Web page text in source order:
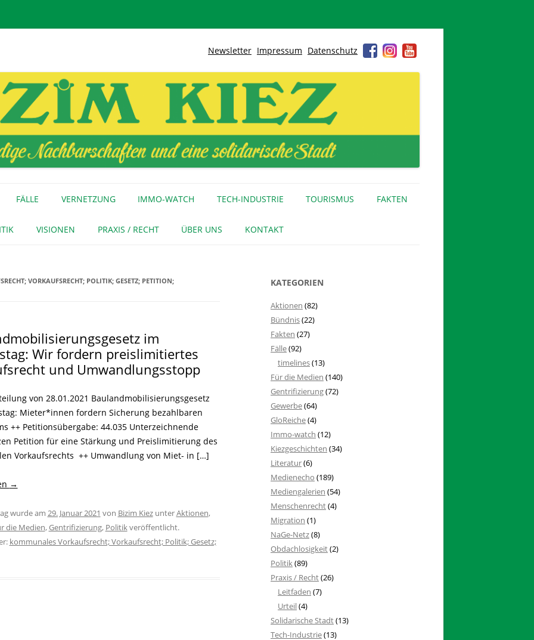
Newsletter Impressum Datenschutz
Inhalt
springen
MEDIENECHO
FÄLLE
GEWERBE
VERNETZUNG
INITIATIVEN
IMMO-WATCH TECH-INDUSTRIE TOURISMUS FAKTEN
VISIONEN PRAXIS / RECHT ÜBER UNS KONTAKT
VORKAUFSRECHT; POLITIK; GESETZ; PETITION;
im
Wir fordern preislimitiertes
und Umwandlungsstopp
von 28.01.2021 Baulandmobilisierungsgesetz
Mieter*innen fordern Sicherung bezahlbaren
++ Petitionsübergabe: 44.035 Unterzeichnende
Petition für eine Stärkung und Preislimitierung des
Vorkaufsrechts ++ Umwandlung von Miet- in […]
→
wurde am 29. Januar 2021 von Bizim KiezunterAktionen,
die Medien,Gentrifizierung, Politikveröffentlicht.
kommunales Vorkaufsrecht; Vorkaufsrecht; Politik; Gesetz;
KATEGORIEN
Aktionen (82)
Bündnis(22)
Fakten (27)
Fälle(92)
timelines(13)
Für die Medien (140)
Gentrifizierung(72)
Gewerbe(64)
GloReiche(4)
Immo-watch (12)
Kiezgeschichten (34)
Literatur(6)
Medienecho (189)
Mediengalerien (54)
Menschenrecht(4)
Migration (1)
NaGe-Netz(8)
Obdachlosigkeit(2)
Politik(89)
Praxis / Recht(26)
Leitfaden (7)
Urteil(4)
Solidarische Stadt(13)
Tech-Industrie(13)